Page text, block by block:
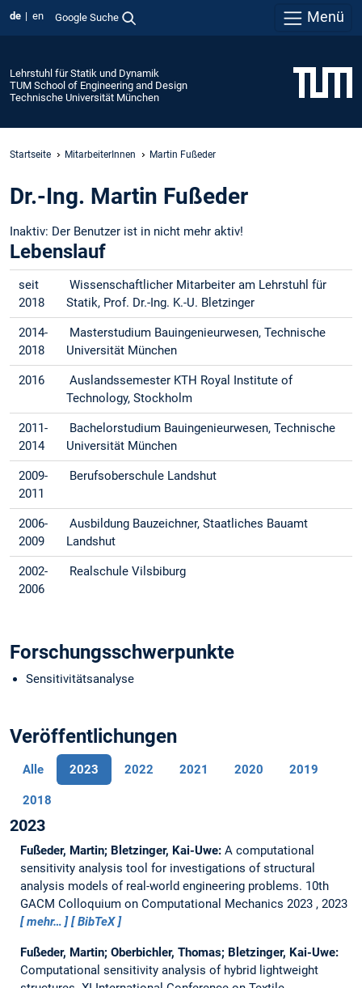
de en Google Suche Menü
Lehrstuhl für Statik und Dynamik
TUM School of Engineering and Design
Technische Universität München
Startseite MitarbeiterInnen Martin Fußeder
Dr.-Ing. Martin Fußeder
Inaktiv: Der Benutzer ist in nicht mehr aktiv!
Lebenslauf
seit
2018
Wissenschaftlicher Mitarbeiter am Lehrstuhl für
Statik, Prof. Dr.-Ing. K.-U. Bletzinger
2014-
2018
Masterstudium Bauingenieurwesen, Technische
Universität München
2016
Auslandssemester KTH Royal Institute of
Technology, Stockholm
2011-
2014
Bachelorstudium Bauingenieurwesen, Technische
Universität München
2009-
2011
Berufsoberschule Landshut
2006-
2009
Ausbildung Bauzeichner, Staatliches Bauamt
Landshut
2002-
2006
Realschule Vilsbiburg
Forschungsschwerpunkte
Sensitivitätsanalyse
Veröffentlichungen
Alle 2023 2022 2021 2020 2019
2018
2023
Fußeder, Martin; Bletzinger, Kai-Uwe: A computational
sensitivity analysis tool for investigations of structural
analysis models of real-world engineering problems. 10th
GACM Colloquium on Computational Mechanics 2023 , 2023
mehr…
BibTeX
Fußeder, Martin; Oberbichler, Thomas; Bletzinger, Kai-Uwe:
Computational sensitivity analysis of hybrid lightweight